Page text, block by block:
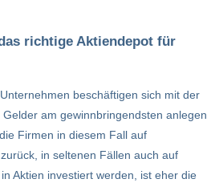
richtige Aktiendepot für
beschäftigen sich mit der
am gewinnbringendsten anlegen
Firmen in diesem Fall auf
in seltenen Fällen auch auf
Aktien investiert werden, ist eher die